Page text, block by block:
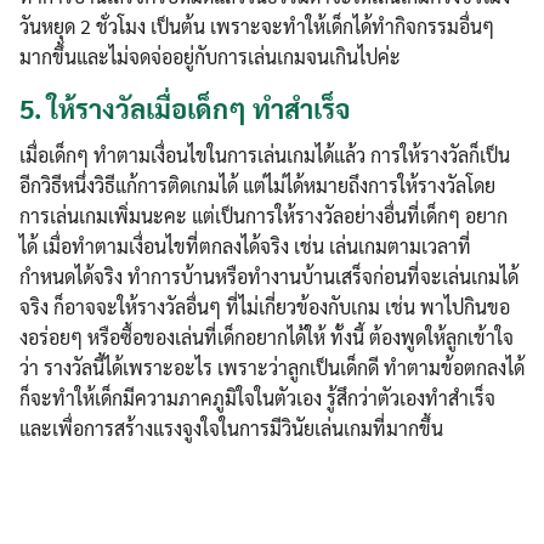
Search
for:
Search
วันหยุด 2 ชั่วโมง เป็นต้น เพราะจะทำให้เด็กได้ทำกิจกรรมอื่นๆ
มากขึ้นและไม่จดจ่ออยู่กับการเล่นเกมจนเกินไปค่ะ
5.ให้รางวัลเมื่อเด็กๆ ทำสำเร็จ
เมื่อเด็กๆ ทำตามเงื่อนไขในการเล่นเกมได้แล้ว การให้รางวัลก็เป็น
อีกวิธีหนึ่งวิธีแก้การติดเกมได้ แต่ไม่ได้หมายถึงการให้รางวัลโดย
การเล่นเกมเพิ่มนะคะ แต่เป็นการให้รางวัลอย่างอื่นที่เด็กๆ อยาก
ได้ เมื่อทำตามเงื่อนไขที่ตกลงได้จริง เช่น เล่นเกมตามเวลาที่
กำหนดได้จริง ทำการบ้านหรือทำงานบ้านเสร็จก่อนที่จะเล่นเกมได้
จริง ก็อาจจะให้รางวัลอื่นๆ ที่ไม่เกี่ยวข้องกับเกม เช่น พาไปกินขอ
งอร่อยๆ หรือซื้อของเล่นที่เด็กอยากได้ให้ ทั้งนี้ ต้องพูดให้ลูกเข้าใจ
ว่า รางวัลนี้ได้เพราะอะไร เพราะว่าลูกเป็นเด็กดี ทำตามข้อตกลงได้
ก็จะทำให้เด็กมีความภาคภูมิใจในตัวเอง รู้สึกว่าตัวเองทำสำเร็จ
และเพื่อการสร้างแรงจูงใจในการมีวินัยเล่นเกมที่มากขึ้น